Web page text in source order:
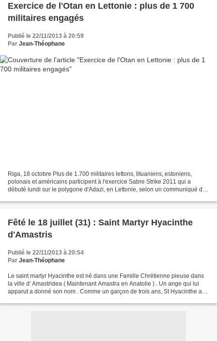
Exercice de l'Otan en Lettonie : plus de 1 700
militaires engagés
Publié le 22/11/2013 à 20:59
Par Jean-Théophane
Riga, 18 octobre Plus de 1.700 militaires lettons, lituaniens, estoniens,
polonais et américains participent à l'exercice Sabre Strike 2011 qui a
débuté lundi sur le polygone d'Adazi, en Lettonie, selon un communiqué du
Fêté le 18 juillet (31) : Saint Martyr Hyacinthe
d'Amastris
Publié le 22/11/2013 à 20:54
Par Jean-Théophane
Le saint martyr Hyacinthe est né dans une Famille Chrétienne pieuse dans
la ville d' Amastridea ( Maintenant Amastra en Anatolie ) . Un ange qui lui
apparut a donné son nom . Comme un garçon de trois ans, St Hyacinthe a